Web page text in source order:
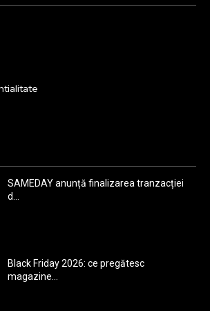
SAMEDAY anunță finalizarea tranzacției
d...
Black Friday 2026: ce pregătesc
magazine...